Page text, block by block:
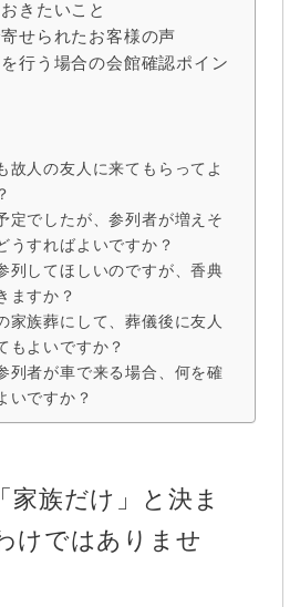
きたいこと
せられたお客様の声
行う場合の会館確認ポイン
故人の友人に来てもらってよ
定でしたが、参列者が増えそ
うすればよいですか？
列してほしいのですが、香典
ますか？
家族葬にして、葬儀後に友人
もよいですか？
列者が車で来る場合、何を確
いですか？
家族だけ」と決ま
けではありませ